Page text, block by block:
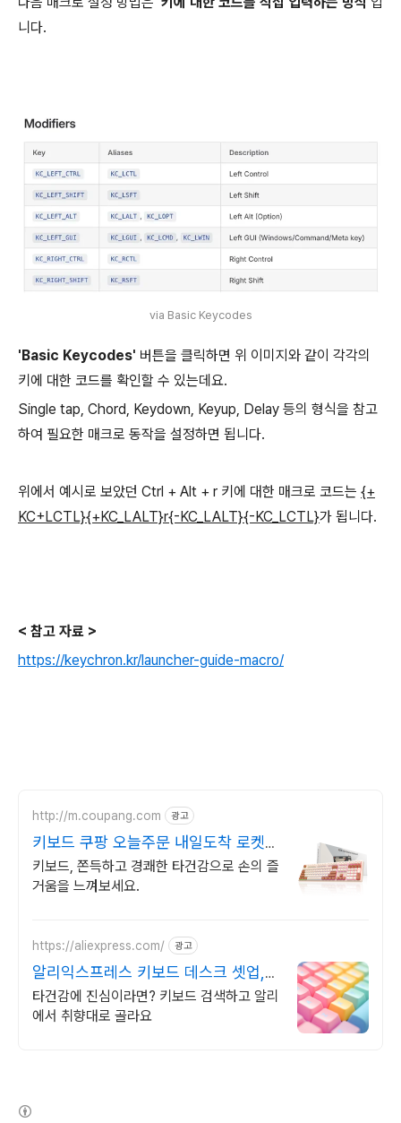
니다.
via Basic Keycodes
'Basic Keycodes' 버튼을 클릭하면 위 이미지와 같이 각각의
키에 대한 코드를 확인할 수 있는데요.
Single tap, Chord, Keydown, Keyup, Delay 등의 형식을 참고
하여 필요한 매크로 동작을 설정하면 됩니다.
위에서 예시로 보았던 Ctrl + Alt + r 키에 대한 매크로 코드는 {+
KC+LCTL}{+KC_LALT}r{-KC_LALT}{-KC_LCTL}가 됩니다.
< 참고 자료 >
https://keychron.kr/launcher-guide-macro/
http://m.coupang.com 광고
키보드 쿠팡 오늘주문 내일도착 로켓배
송
키보드, 쫀득하고 경쾌한 타건감으로 손의 즐
거움을 느껴보세요.
https://aliexpress.com/ 광고
알리익스프레스 키보드 데스크 셋업,
알리에서 시작
타건감에 진심이라면? 키보드 검색하고 알리
에서 취향대로 골라요